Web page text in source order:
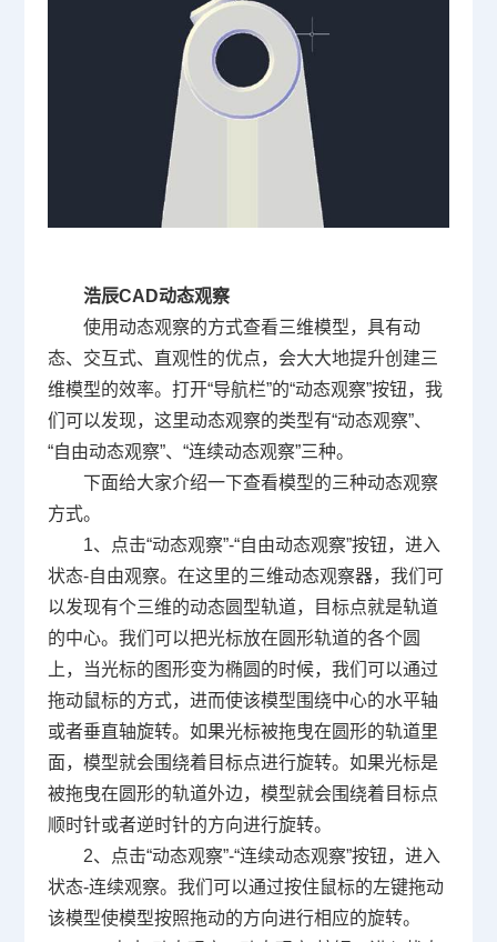
浩辰CAD动态观察
使用动态观察的方式查看三维模型，具有动
态、交互式、直观性的优点，会大大地提升创建三
维模型的效率。打开“导航栏”的“动态观察”按钮，我
们可以发现，这里动态观察的类型有“动态观察”、
“自由动态观察”、“连续动态观察”三种。
下面给大家介绍一下查看模型的三种动态观察
方式。
1、点击“动态观察”-“自由动态观察”按钮，进入
状态-自由观察。在这里的三维动态观察器，我们可
以发现有个三维的动态圆型轨道，目标点就是轨道
的中心。我们可以把光标放在圆形轨道的各个圆
上，当光标的图形变为椭圆的时候，我们可以通过
拖动鼠标的方式，进而使该模型围绕中心的水平轴
或者垂直轴旋转。如果光标被拖曳在圆形的轨道里
面，模型就会围绕着目标点进行旋转。如果光标是
被拖曳在圆形的轨道外边，模型就会围绕着目标点
顺时针或者逆时针的方向进行旋转。
2、点击“动态观察”-“连续动态观察”按钮，进入
状态-连续观察。我们可以通过按住鼠标的左键拖动
该模型使模型按照拖动的方向进行相应的旋转。